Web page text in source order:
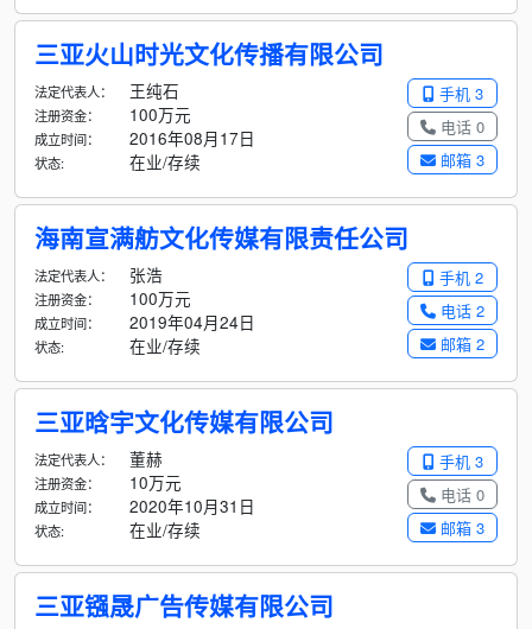
三亚火山时光文化传播有限公司
手机 3
电话 0
邮箱 3
法定代表人： 王纯石
注册资金： 100万元
成立时间： 2016年08月17日
状态: 在业/存续
海南宣满舫文化传媒有限责任公司
手机 2
电话 2
邮箱 2
法定代表人： 张浩
注册资金： 100万元
成立时间： 2019年04月24日
状态: 在业/存续
三亚晗宇文化传媒有限公司
手机 3
电话 0
邮箱 3
法定代表人： 董赫
注册资金： 10万元
成立时间： 2020年10月31日
状态: 在业/存续
三亚镪晟广告传媒有限公司